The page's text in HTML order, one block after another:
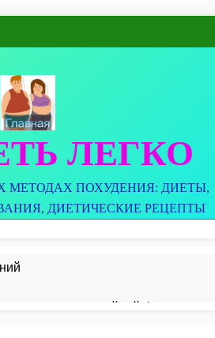
ЛЕГКО
МЕТОДАХ ПОХУДЕНИЯ: ДИЕТЫ,
ДИЕТИЧЕСКИЕ РЕЦЕПТЫ
для стройной фигуры